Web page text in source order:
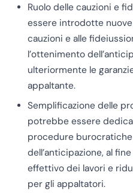
Ruolo delle cauzioni e
essere introdotte
cauzioni e alle
l’ottenimento
ulteriormente le
appaltante.
Semplificazione delle
potrebbe essere
procedure
dell’anticipazione, al
effettivo dei lavori e
per gli appaltatori.